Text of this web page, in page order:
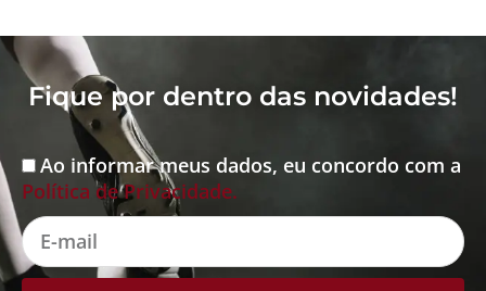
Fique por dentro das novidades!
Ao informar meus dados, eu concordo com a
Política de Privacidade.
E-
mail